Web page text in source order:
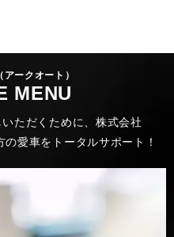
ークオート）
MENU
ただくために、株式会社
愛車をトータルサポート！